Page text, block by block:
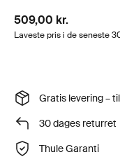
509,00 kr.
Laveste pris i de seneste
Gratis levering –
30 dages returret
Thule Garanti